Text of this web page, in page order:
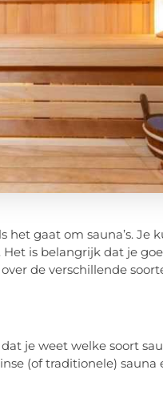
gaat om sauna’s. Je
is belangrijk dat je
de verschillende
je weet welke soort
(of traditionele)